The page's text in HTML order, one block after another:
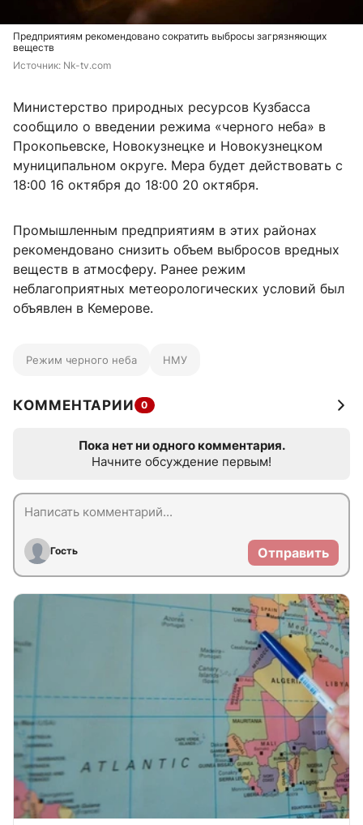
Предприятиям рекомендовано сократить выбросы загрязняющих
веществ
Источник: Nk-tv.com
Министерство природных ресурсов Кузбасса
сообщило о введении режима «черного неба» в
Прокопьевске, Новокузнецке и Новокузнецком
муниципальном округе. Мера будет действовать с
18:00 16 октября до 18:00 20 октября.
Промышленным предприятиям в этих районах
рекомендовано снизить объем выбросов вредных
веществ в атмосферу. Ранее режим
неблагоприятных метеорологических условий был
объявлен в Кемерове.
Режим черного неба НМУ
КОММЕНТАРИИ 0
Пока нет ни одного комментария.
Начните обсуждение первым!
Гость Отправить